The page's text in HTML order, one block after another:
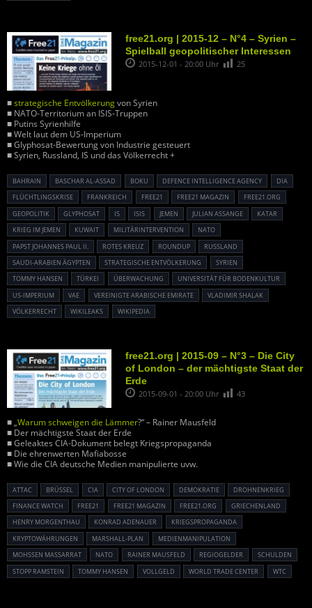
free21.org | 2015-12 – N°4 – Syrien –
Spielball geopolitischer Interessen
2015-12-01 - 20:00 Uhr 25
■strategische Entvölkerungvon Syrien
■ NATO-Territorium an ISIS-Truppen
■ Putins Syrienhilfe
■ Welt laut dem US-Imperium
■ Glyphosat-Bewertung von Industrie gesteuert
■ Syrien, Russland, IS und das Völkerrecht +
BAHRAIN BASCHAR AL-ASSAD BOKU DEFENCE INTELLIGENCE AGENCY
DIA
FLÜCHTLINGSKRISE
FRANKREICH FREE21 FREE21 MAGAZIN
FREE21.ORG
GEOPOLITIK
GLYPHOSAT IS ISIS JEMEN JULIAN ASSANGE
KATAR
KRIEG IM JEMEN
KUWAIT MILITÄRINTERVENTION
NATO
PAPST JOHANNES PAUL II.
ROTES KREUZ ROUNDUP
RUSSLAND
SAUDI-ARABIEN ÄGYPTEN
STRATEGISCHE ENTVÖLKERUNG
SYRIEN
TOMMY HANSEN
TÜRKEI ÜBERWACHUNG
UNIVERSITÄT FÜR BODENKULTUR
US-IMPERIUM
VAE VEREINIGTE ARABISCHE EMIRATE
VLADIMIR SHALAK
VÖLKERRECHT
WIKILEAKS WIKIPEDIA
free21.org | 2015-09 – N°3 – Die City
of London – der mächtigste Staat der
Erde
2015-09-01 - 20:00 Uhr 43
■ „Warum schweigen die Lämmer?“ – Rainer Mausfeld
■ Der mächtigste Staat der Erde
■ Geleaktes CIA-Dokument belegt Kriegspropaganda
■ Die ehrenwerten Mafiabosse
■ Wie die CIA deutsche Medien manipulierte uvw.
ATTAC BRÜSSEL CIA CITY OF LONDON DEMOKRATIE
DROHNENKRIEG
FINANCE WATCH
FREE21 FREE21 MAGAZIN FREE21.ORG
GRIECHENLAND
HENRY MORGENTHAU
KONRAD ADENAUER
KRIEGSPROPAGANDA
KRYPTOWÄHRUNGEN
MARSHALL-PLAN
MEDIENMANIPULATION
MOHSSEN MASSARRAT
NATO RAINER MAUSFELD REGIOGELDER
SCHULDEN
STOPP RAMSTEIN
TOMMY HANSEN VOLLGELD WORLD TRADE CENTER WTC